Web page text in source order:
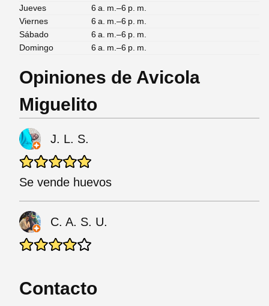
Jueves
6 a. m.–6 p. m.
Viernes
6 a. m.–6 p. m.
Sábado
6 a. m.–6 p. m.
Domingo
6 a. m.–6 p. m.
Opiniones de Avicola
Miguelito
J. L. S.
Se vende huevos
C. A. S. U.
Contacto